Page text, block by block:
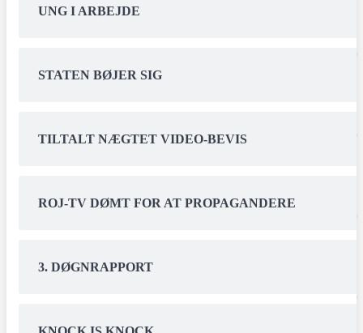
UNG I ARBEJDE
STATEN BØJER SIG
TILTALT NÆGTET VIDEO-BEVIS
ROJ-TV DØMT FOR AT PROPAGANDERE
3. DØGNRAPPORT